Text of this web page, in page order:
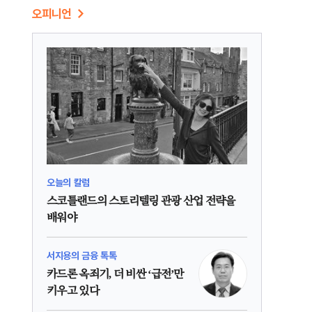
오피니언
오늘의 칼럼
스코틀랜드의 스토리텔링 관광 산업 전략을
배워야
서지용의 금융 톡톡
카드론 옥죄기, 더 비싼 ‘급전’만
키우고 있다